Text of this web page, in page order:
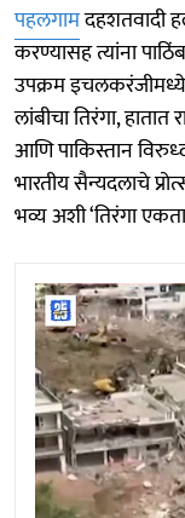
पहलगामदहशतवादी
करण्यासह त्यांना
उपक्रम
लांबीचा तिरंगा,
आणि पाकिस्तान
भारतीय सैन्यदलाचे
भव्य अशी ‘तिरंगा